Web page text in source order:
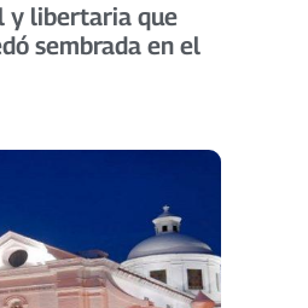
y libertaria que
sembrada en el